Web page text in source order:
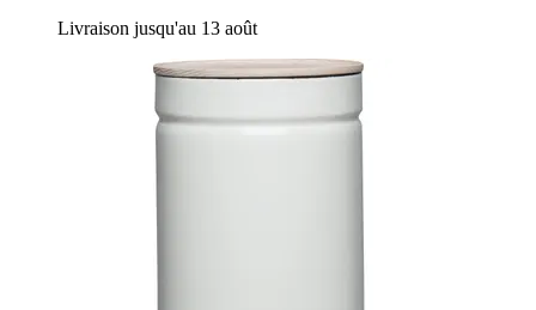
Livraison jusqu'au 13 août